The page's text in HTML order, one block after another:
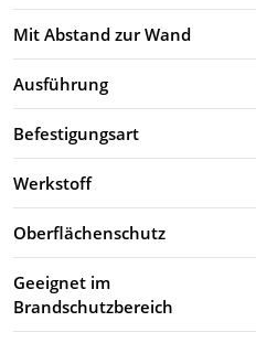
Mit Abstand zur Wand
Ausführung
Befestigungsart
Werkstoff
Oberflächenschutz
Geeignet im
Brandschutzbereich